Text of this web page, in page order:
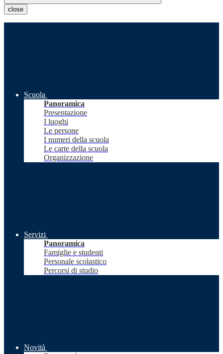
close
Scuola
Panoramica
Presentazione
I luoghi
Le persone
I numeri della scuola
Le carte della scuola
Organizzazione
Servizi
Panoramica
Famiglie e studenti
Personale scolastico
Percorsi di studio
Novità